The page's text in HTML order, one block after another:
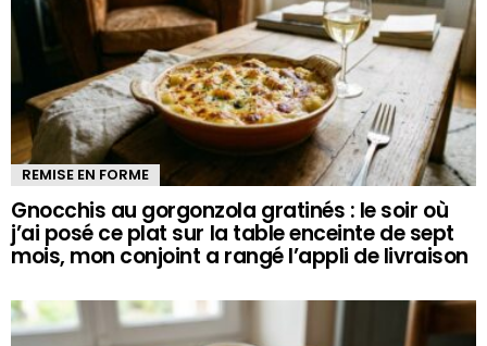
REMISE EN FORME
Gnocchis au gorgonzola gratinés : le soir où
j’ai posé ce plat sur la table enceinte de sept
mois, mon conjoint a rangé l’appli de livraison